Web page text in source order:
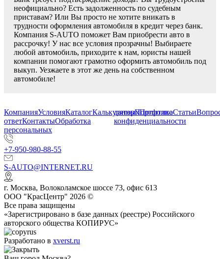
неофициально? Есть задолженность по судебным
приставам? Или Вы просто не хотите вникать в
трудности оформления автомобиля в кредит через банк.
Компания S-AUTO поможет Вам приобрести авто в
рассрочку! У нас все условия прозрачны! Выбираете
любой автомобиль, приходите к нам, юристы нашей
компании помогают грамотно оформить автомобиль под
выкуп. Уезжаете в этот же день на собственном
автомобиле!
КомпанияУсловияКаталогКалькуляторПортфолиоСтатьи
ответКонтактыОбработка
персональных
данныхПолитика
конфиденциальности
+7-950-980-88-55
S-AUTO@INTERNET.RU
г. Москва, Волоколамское шоссе 73, офис 613
ООО "КрасЦентр" 2026 ©
Все права защищены
«Зарегистрировано в базе данных (реестре) Российского
авторского общества КОПИРУС»
Разработано в xverst.ru